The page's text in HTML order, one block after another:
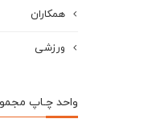
همکاران
ورزشی
واحد چـاپ